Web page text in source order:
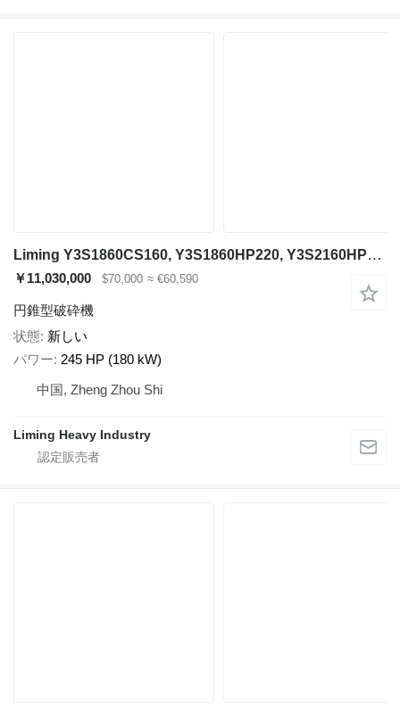
Liming Y3S1860CS160, Y3S1860HP220, Y3S2160HP220
￥11,030,000 $70,000 ≈ €60,590
円錐型破砕機
状態 新しい
パワー 245 HP (180 kW)
中国, Zheng Zhou Shi
Liming Heavy Industry